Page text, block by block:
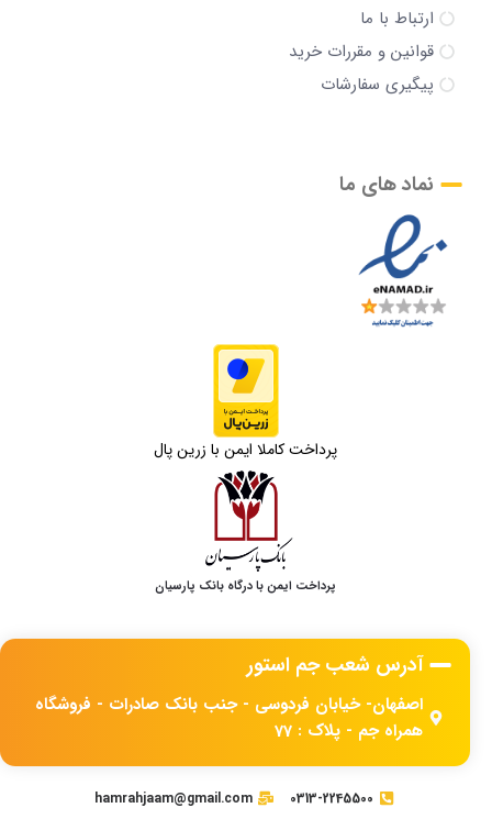
ارتباط با ما
قوانین و مقررات خرید
پیگیری سفارشات
نماد های ما
پرداخت کاملا ایمن با زرین پال
پرداخت ایمن با درگاه بانک پارسیان
آدرس شعب جم استور
اصفهان- خیابان فردوسی - جنب بانک صادرات - فروشگاه
همراه جم - پلاک : 77
0313-2245500
hamrahjaam@gmail.com